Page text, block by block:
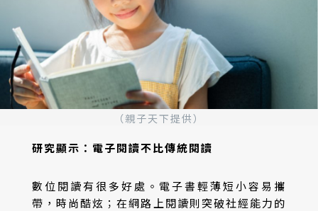
（親子天下提供）
研究顯示：電子閱讀不比傳統閱讀
數位閱讀有很多好處。電子書輕薄短小容易攜
帶，時尚酷炫；在網路上閱讀則突破社經能力的